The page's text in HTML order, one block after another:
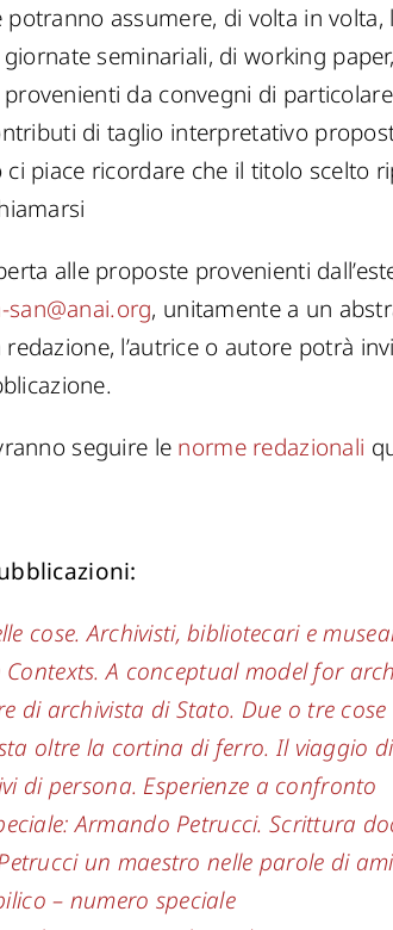
potranno assumere, di volta in volta,
seminariali, di working
da convegni di particolare
di taglio interpretativo
piace ricordare che il titolo scelto
alle proposte provenienti
, unitamente a un
l’autrice o autore potrà
seguire le norme redazionali
cose. Archivisti, bibliotecari e
Contexts. A conceptual model for
di archivista di Stato. Due o tre
oltre la cortina di ferro. Il viaggio
di persona. Esperienze a confronto
Armando Petrucci. Scrittura
un maestro nelle parole di
– numero speciale